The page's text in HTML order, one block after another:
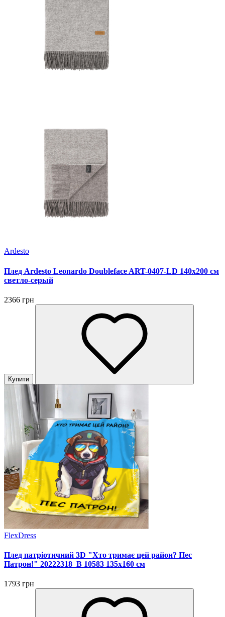
Ardesto
Плед Ardesto Leonardo Doubleface ART-0407-LD 140х200 см
светло-серый
2366 грн
Купити
FlexDress
Плед патріотичний 3D "Хто тримає цей район? Пес
Патрон!" 20222318_B 10583 135х160 см
1793 грн